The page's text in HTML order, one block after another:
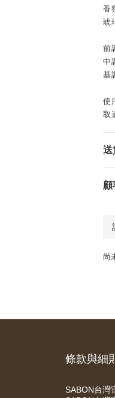
香
琥
前
中
基
使
取
送
顧
尚
條款與細
SABON台灣